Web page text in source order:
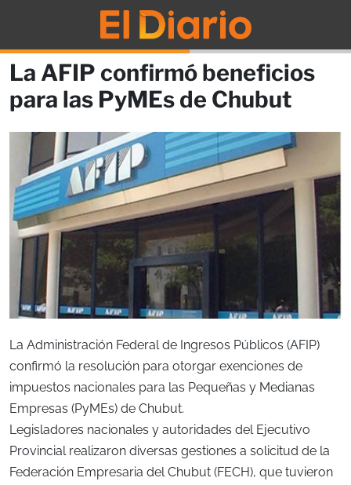
La AFIP confirmó beneficios
para las PyMEs de Chubut
La Administración Federal de Ingresos Públicos (AFIP)
confirmó la resolución para otorgar exenciones de
impuestos nacionales para las Pequeñas y Medianas
Empresas (PyMEs) de Chubut.
Legisladores nacionales y autoridades del Ejecutivo
Provincial realizaron diversas gestiones a solicitud de la
Federación Empresaria del Chubut (FECH), que tuvieron